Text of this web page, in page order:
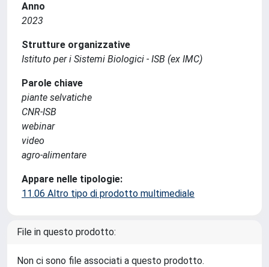
Anno
2023
Strutture organizzative
Istituto per i Sistemi Biologici - ISB (ex IMC)
Parole chiave
piante selvatiche
CNR-ISB
webinar
video
agro-alimentare
Appare nelle tipologie:
11.06 Altro tipo di prodotto multimediale
File in questo prodotto:
Non ci sono file associati a questo prodotto.